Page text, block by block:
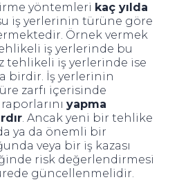
yöntemleri kaç yılda
iş yerlerinin türüne göre
Örnek vermek
iş yerlerinde bu
tehlikeli iş yerlerinde ise
birdir. İş yerlerinin
zarfı içerisinde
yapma
. Ancak yeni bir tehlike
ya da önemli bir
veya bir iş kazası
risk değerlendirmesi
güncellenmelidir.